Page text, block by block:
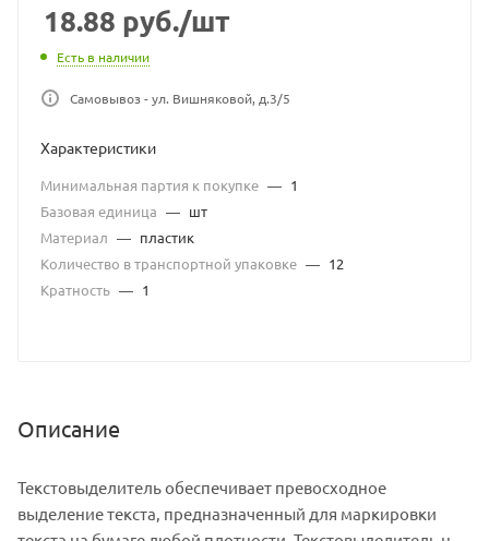
18.88 руб./шт
Есть в наличии
Самовывоз - ул. Вишняковой, д.3/5
Характеристики
Минимальная партия к покупке — 1
Базовая единица — шт
Материал — пластик
Количество в транспортной упаковке — 12
Кратность — 1
Описание
Текстовыделитель обеспечивает превосходное
выделение текста, предназначенный для маркировки